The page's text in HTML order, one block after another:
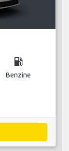
local_gas_station
Benzine